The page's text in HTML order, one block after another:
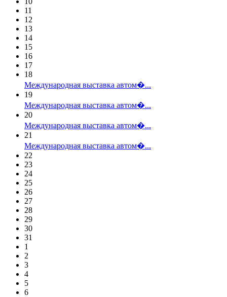
11
12
13
14
15
16
17
18
Международная выставка автом�...
19
Международная выставка автом�...
20
Международная выставка автом�...
21
Международная выставка автом�...
22
23
24
25
26
27
28
29
30
31
1
2
3
4
5
6